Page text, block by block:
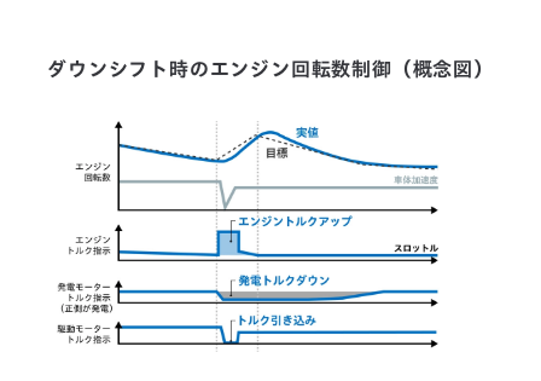
ダウンシフト時のエンジン回転数制御（概念図）